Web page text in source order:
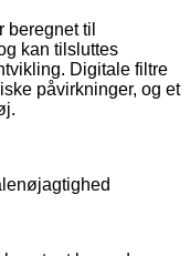
til
kan tilsluttes
Digitale filtre
påvirkninger, og et